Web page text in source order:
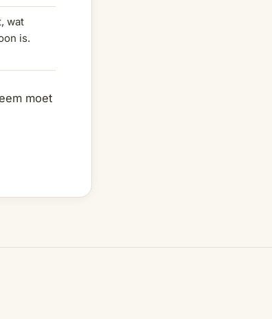
wat
is.
moet